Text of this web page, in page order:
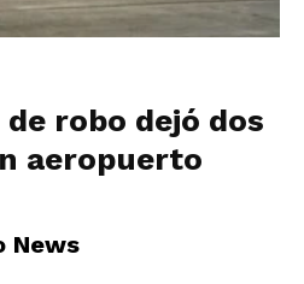
robo dejó dos
aeropuerto
News